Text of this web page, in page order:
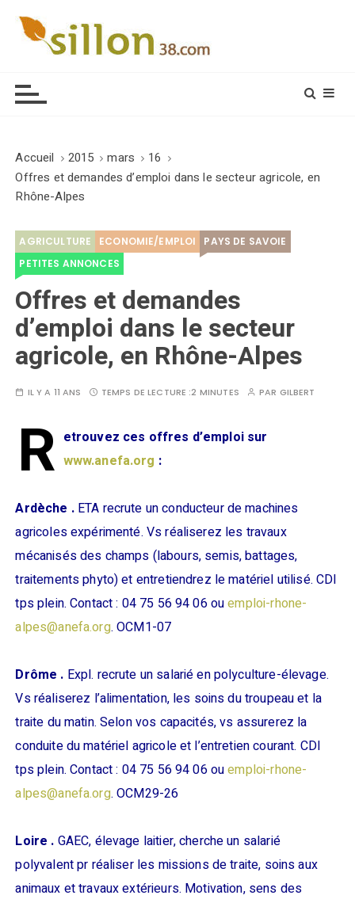
Accueil 2015 mars
16
Offres et demandes d’emploi dans le secteur agricole, en
Rhône-Alpes
AGRICULTURE ECONOMIE/EMPLOI
PAYS DE SAVOIE
PETITES ANNONCES
Offres et demandes
d’emploi dans le secteur
agricole, en Rhône-Alpes
IL Y A 11 ANS TEMPS DE LECTURE :2 MINUTES PAR GILBERT
R etrouvez ces offres d’emploi sur
www.anefa.org :
Ardèche . ETA recrute un conducteur de machines
agricoles expérimenté. Vs réaliserez les travaux
mécanisés des champs (labours, semis, battages,
traitements phyto) et entretiendrez le matériel utilisé. CDI
tps plein. Contact : 04 75 56 94 06 ouemploi-rhone-
alpes@anefa.org. OCM1-07
Drôme . Expl. recrute un salarié en polyculture-élevage.
Vs réaliserez l’alimentation, les soins du troupeau et la
traite du matin. Selon vos capacités, vs assurerez la
conduite du matériel agricole et l’entretien courant. CDI
tps plein. Contact : 04 75 56 94 06 ouemploi-rhone-
alpes@anefa.org. OCM29-26
Loire . GAEC, élevage laitier, cherche un salarié
polyvalent pr réaliser les missions de traite, soins aux
animaux et travaux extérieurs. Motivation, sens des